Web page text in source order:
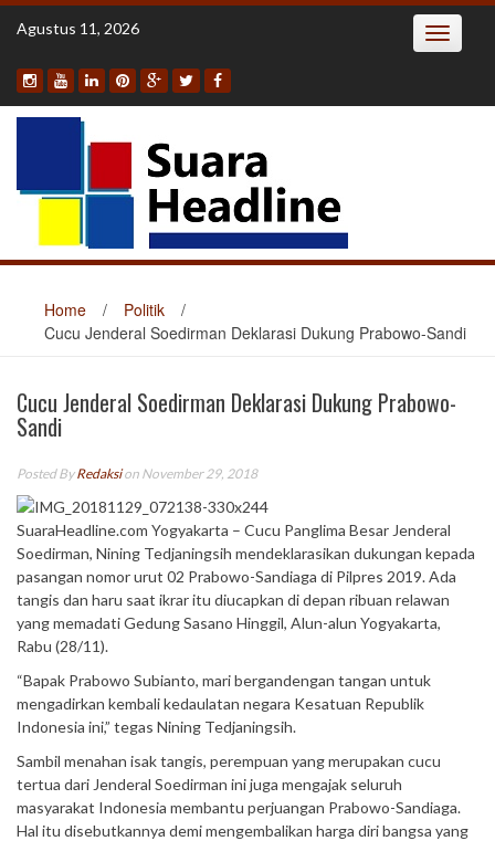
Skip
Agustus 11, 2026 Toggle
Home / Politik
/
Cucu Jenderal Soedirman Deklarasi Dukung Prabowo-Sandi
Cucu Jenderal Soedirman Deklarasi Dukung Prabowo-
Sandi
Posted ByRedaksion November 29, 2018
SuaraHeadline.com Yogyakarta – Cucu Panglima Besar Jenderal
Soedirman, Nining Tedjaningsih mendeklarasikan dukungan kepada
pasangan nomor urut 02 Prabowo-Sandiaga di Pilpres 2019. Ada
tangis dan haru saat ikrar itu diucapkan di depan ribuan relawan
yang memadati Gedung Sasano Hinggil, Alun-alun Yogyakarta,
Rabu (28/11).
“Bapak Prabowo Subianto, mari bergandengan tangan untuk
mengadirkan kembali kedaulatan negara Kesatuan Republik
Indonesia ini,” tegas Nining Tedjaningsih.
Sambil menahan isak tangis, perempuan yang merupakan cucu
tertua dari Jenderal Soedirman ini juga mengajak seluruh
masyarakat Indonesia membantu perjuangan Prabowo-Sandiaga.
Hal itu disebutkannya demi mengembalikan harga diri bangsa yang